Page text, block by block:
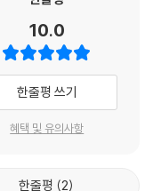
발달단계에 따르는 신체
단계마다 사회복지실천
순 교수가 태내기와 신
장)와 아동·청소년기(제
다.
10.0
한줄평 쓰기
혜택 및 유의사항
한줄평 2